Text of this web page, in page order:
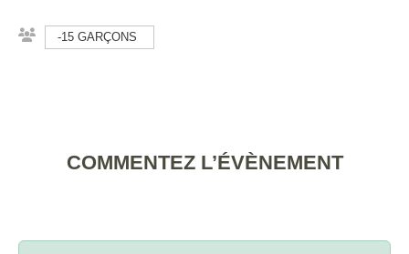
-15 GARÇONS
COMMENTEZ L’ÉVÈNEMENT